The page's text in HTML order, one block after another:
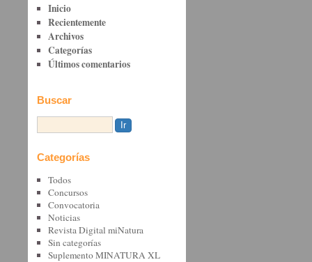
Inicio
Recientemente
Archivos
Categorías
Últimos comentarios
Buscar
Categorías
Todos
Concursos
Convocatoria
Noticias
Revista Digital miNatura
Sin categorí­as
Suplemento MINATURA XL